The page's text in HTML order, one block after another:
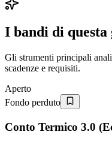
I bandi di questa
Gli strumenti principali
scadenze e requisiti.
Aperto
Fondo perduto
Conto Termico 3.0